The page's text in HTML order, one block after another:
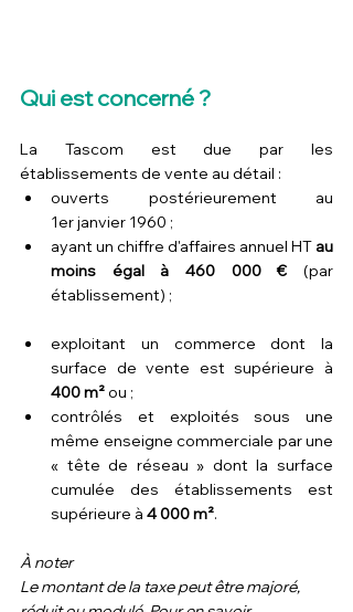
Qui est concerné ?
La Tascom est due par les
établissements de vente au détail :
ouverts postérieurement au
1er janvier 1960 ;
ayant un chiffre d'affaires annuel HT au
moins égal à 460 000 € (par
établissement) ;
exploitant un commerce dont la
400 m² ou ;
contrôlés et exploités sous une
même enseigne commerciale par une
« tête de réseau » dont la surface
cumulée des établissements est
supérieure à 4 000 m².
À noter
Le montant de la taxe peut être majoré,